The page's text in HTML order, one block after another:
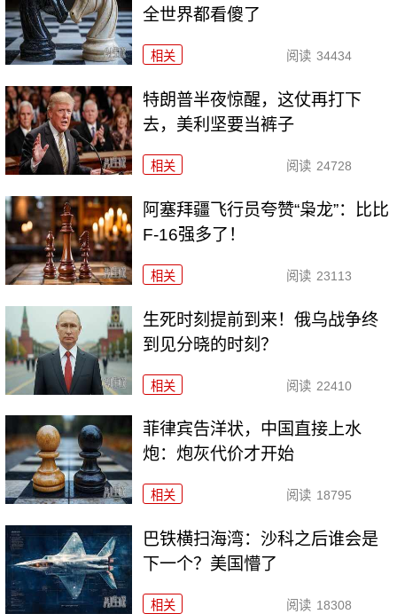
全世界都看傻了
相关 阅读 34434
特朗普半夜惊醒，这仗再打下
去，美利坚要当裤子
相关 阅读 24728
阿塞拜疆飞行员夸赞“枭龙”：比比
F-16强多了！
相关 阅读 23113
生死时刻提前到来！俄乌战争终
到见分晓的时刻？
相关 阅读 22410
菲律宾告洋状，中国直接上水
炮：炮灰代价才开始
相关 阅读 18795
巴铁横扫海湾：沙科之后谁会是
下一个？美国懵了
相关 阅读 18308